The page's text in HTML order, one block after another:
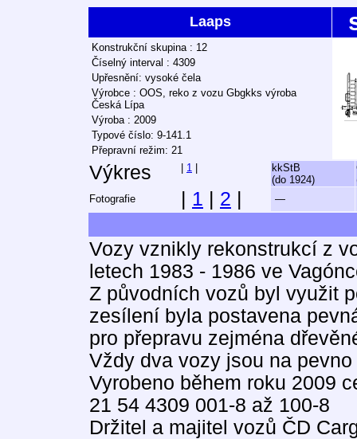
Laaps
Konstrukční skupina : 12
Číselný interval : 4309
Upřesnění: vysoké čela
Výrobce : OOS, reko z vozu Gbgkks výroba
Česká Lípa
Výroba : 2009
Typové číslo: 9-141.1
Přepravní režim: 21
Výkres 1
kkStB
(do 1924)
Fotografie
1 2 —
Vozy vznikly rekonstrukcí z
letech 1983 - 1986 ve
Z původních vozů byl využit
zesílení byla postavena
pro přepravu zejména
Vždy dva vozy jsou na
Vyrobeno během roku 2009
21 54 4309 001-8 až 100-8
Držitel a majitel vozů ČD